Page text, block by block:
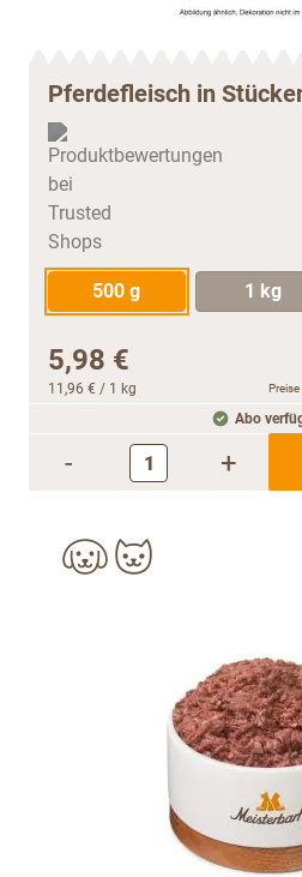
Pferdefleisch in
500 g 1 kg
5,98 €
11,96 € / 1 kg
Abo
- +